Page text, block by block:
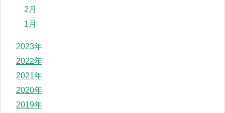
2月
1月
2023年
2022年
2021年
2020年
2019年